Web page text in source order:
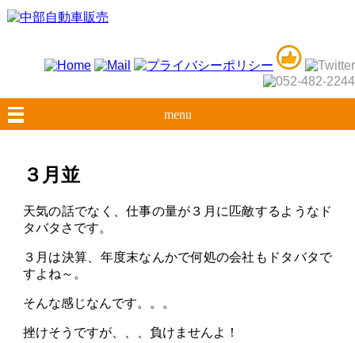
menu
３月並
天気の話でなく、仕事の量が３月に匹敵するようなド
タバタさです。
３月は決算、年度末なんかで何処の会社もドタバタで
すよね～。
そんな感じなんです。。。
挫けそうですが、、、負けませんよ！